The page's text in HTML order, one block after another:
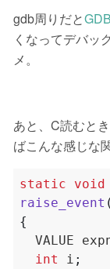
gdb周りだと
くなってデバッ
メ。
あと、C読むと
ばこんな感じな
static
void
raise_event (
{
VALUE
int
i ;